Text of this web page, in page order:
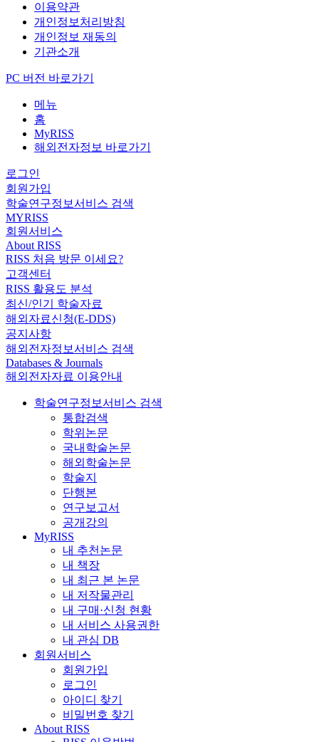
이용약관
개인정보처리방침
개인정보 재동의
기관소개
PC 버전 바로가기
메뉴
홈
MyRISS
해외전자정보 바로가기
로그인
회원가입
학술연구정보서비스 검색
MYRISS
회원서비스
About RISS
RISS 처음 방문 이세요?
고객센터
RISS 활용도 분석
최신/인기 학술자료
해외자료신청(E-DDS)
공지사항
해외전자정보서비스 검색
Databases & Journals
해외전자자료 이용안내
학술연구정보서비스 검색
통합검색
학위논문
국내학술논문
해외학술논문
학술지
단행본
연구보고서
공개강의
MyRISS
내 추천논문
내 책장
내 최근 본 논문
내 저작물관리
내 구매·신청 현황
내 서비스 사용권한
내 관심 DB
회원서비스
회원가입
로그인
아이디 찾기
비밀번호 찾기
About RISS